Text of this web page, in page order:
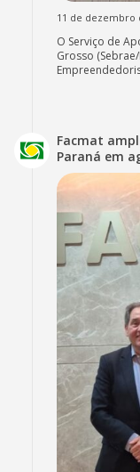
11 de dezembro
O Serviço de
Grosso
Facmat
Paraná em